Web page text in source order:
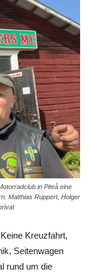
in Piteå eine
Matthias Ruppert, Holger
Kreuzfahrt,
Seitenwagen
rund um die